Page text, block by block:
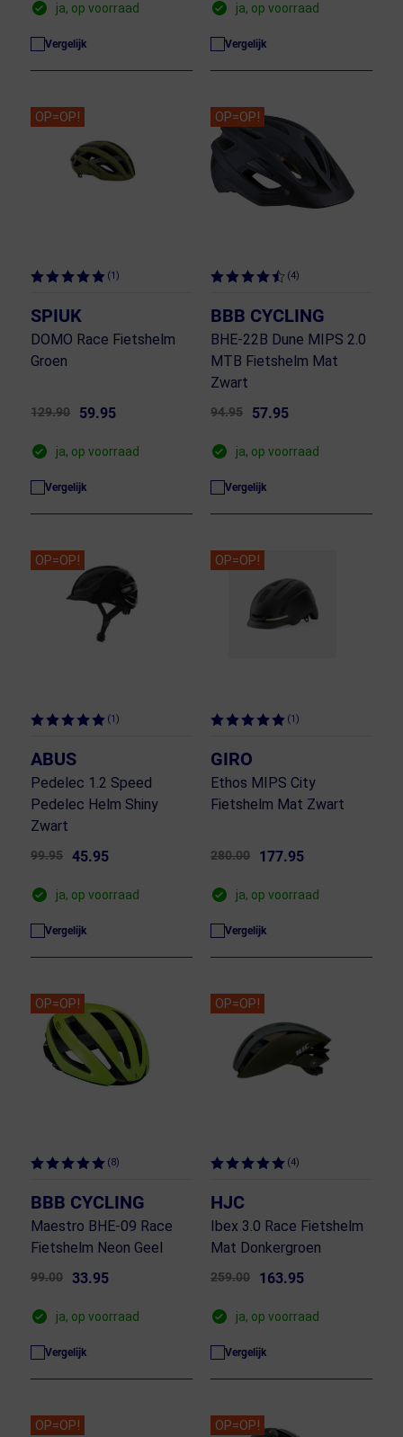
ja, op voorraad
Vergelijk
ja, op voorraad
Vergelijk
OP=OP!
(1)
SPIUK
DOMO Race Fietshelm
Groen
129.90 59.95
ja, op voorraad
Vergelijk
OP=OP!
(4)
BBB CYCLING
BHE-22B Dune MIPS 2.0
MTB Fietshelm Mat
Zwart
94.95 57.95
ja, op voorraad
Vergelijk
OP=OP!
(1)
ABUS
Pedelec 1.2 Speed
Pedelec Helm Shiny
Zwart
99.95 45.95
ja, op voorraad
Vergelijk
OP=OP!
(1)
GIRO
Ethos MIPS City
Fietshelm Mat Zwart
280.00 177.95
ja, op voorraad
Vergelijk
OP=OP!
(8)
BBB CYCLING
Maestro BHE-09 Race
Fietshelm Neon Geel
99.00 33.95
ja, op voorraad
Vergelijk
OP=OP!
(4)
HJC
Ibex 3.0 Race Fietshelm
Mat Donkergroen
259.00 163.95
ja, op voorraad
Vergelijk
OP=OP! OP=OP!